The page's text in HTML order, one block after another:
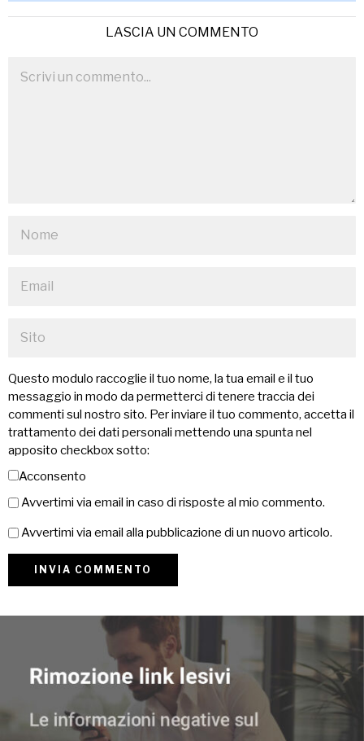
LASCIA UN COMMENTO
Questo modulo raccoglie il tuo nome, la tua email e il tuo
messaggio in modo da permetterci di tenere traccia dei
commenti sul nostro sito. Per inviare il tuo commento, accetta il
trattamento dei dati personali mettendo una spunta nel
apposito checkbox sotto:
Acconsento
Avvertimi via email in caso di risposte al mio commento.
Avvertimi via email alla pubblicazione di un nuovo articolo.